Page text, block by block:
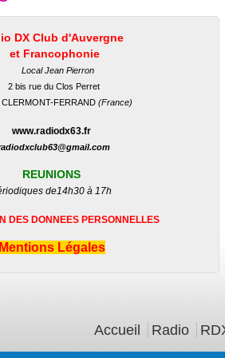
DX Club d'Auvergne
et Francophonie
Local Jean Pierron
2 bis rue du Clos Perret
CLERMONT-FERRAND(France)
www.radiodx63.fr
REUNIONS
de14h30 à 17h
DES DONNEES PERSONNELLES
Mentions Légales
Accueil Radio